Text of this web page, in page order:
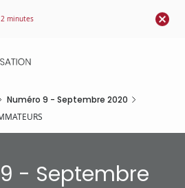
minutes
Numéro 9 - Septembre 2020
- Septembre